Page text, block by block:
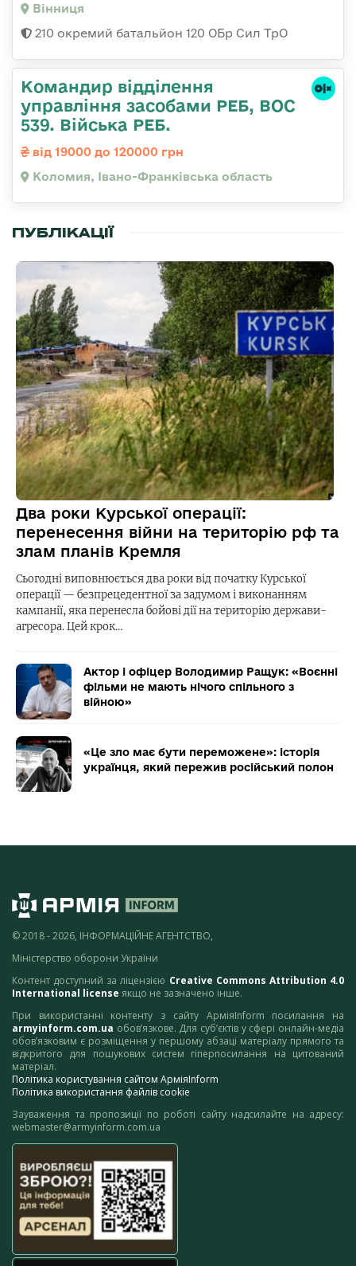
Вінниця
210 окремий батальйон 120 ОБр Сил ТрО
Командир відділення
управління засобами РЕБ, ВОС
539. Війська РЕБ.
від 19000 до 120000 грн
Коломия, Івано-Франківська область
ПУБЛІКАЦІЇ
Два роки Курської операції:
перенесення війни на територію рф та
злам планів Кремля
Сьогодні виповнюється два роки від початку Курської
операції — безпрецедентної за задумом і виконанням
кампанії, яка перенесла бойові дії на територію держави-
агресора. Цей крок…
Актор і офіцер Володимир Ращук: «Воєнні
фільми не мають нічого спільного з
війною»
«Це зло має бути переможене»: історія
українця, який пережив російський полон
© 2018 - 2026, ІНФОРМАЦІЙНЕ АГЕНТСТВО,
Міністерство оборони України
Контент доступний за ліцензією Creative Commons Attribution 4.0
International license якщо не зазначено інше.
При використанні контенту з сайту АрміяInform посилання на
armyinform.com.ua обов’язкове. Для суб’єктів у сфері онлайн-медіа
обов’язковим є розміщення у першому абзаці матеріалу прямого та
відкритого для пошукових систем гіперпосилання на цитований
матеріал.
Політика користування сайтом АрміяInform
Політика використання файлів cookie
Зауваження та пропозиції по роботі сайту надсилайте на адресу:
webmaster@armyinform.com.ua